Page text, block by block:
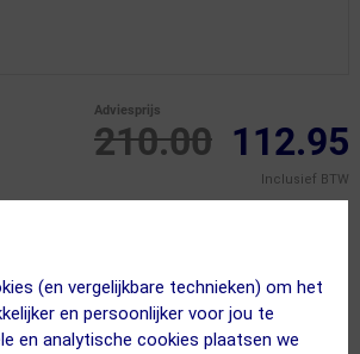
(en vergelijkbare technieken) om het
en persoonlijker voor jou te
en analytische cookies plaatsen we
210.00
Adviesprijs
112.95
Inclusief BTW
aan onze AI assistent